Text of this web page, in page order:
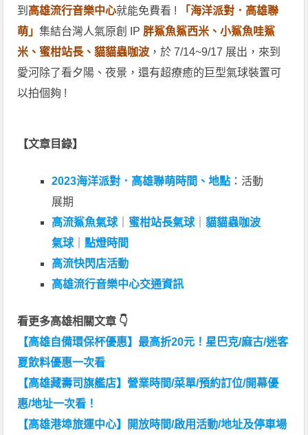
到 高雄流行音樂中心就能免費看 !
「海洋派對．高雄聯
萌」集結台灣人氣原創 IP 胖鯊魚鯊西米、小鯊魚哇鯊
米、蜜柑站長、貓貓蟲咖波 ，於 7/14~9/17 展出，來到
愛河除了看夕陽、夜景，還有超療癒的巨型氣球裝置可
以拍個夠 !
【文章目錄】
2023海洋派對．高雄聯萌時間、地點 ：活動
展期
高流鯊魚氣球
蜜柑站長氣球 ｜貓貓蟲咖波
氣球 ｜點燈時間
高流快閃店活動
高雄流行音樂中心交通資訊
看更多高雄相關文章 👇
【高雄自備環保杯優惠】最高折20元！星巴克/麻古/迷客
夏飲料優惠一次看
【高雄藏壽司旗艦店】營業時間/菜單/預約訂位/開幕優
惠/地址一次看！
【高雄港埠旅運中心】開放時間/啟用活動/地址及停車場